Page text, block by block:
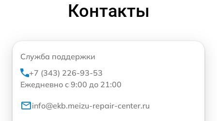
Контакты
Служба поддержки
+7 (343) 226-93-53
Ежедневно с 9:00 до 21:00
info@ekb.meizu-repair-center.ru